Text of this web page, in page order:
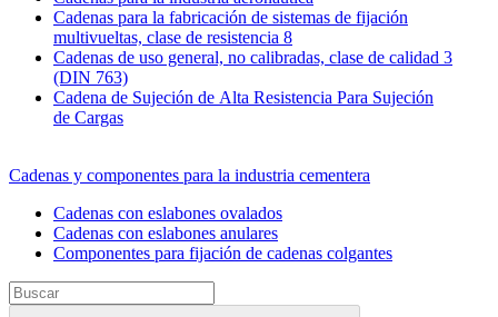
Cadenas para la fabricación de sistemas de fijación
multivueltas, clase de resistencia 8
Cadenas de uso general, no calibradas, clase de calidad 3
(DIN 763)
Cadena de Sujeción de Alta Resistencia Para Sujeción
de Cargas
Cadenas y componentes para la industria cementera
Cadenas con eslabones ovalados
Cadenas con eslabones anulares
Componentes para fijación de cadenas colgantes